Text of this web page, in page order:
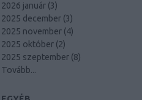
2026 január (3)
2025 december (3)
2025 november (4)
2025 október (2)
2025 szeptember (8)
Tovább...